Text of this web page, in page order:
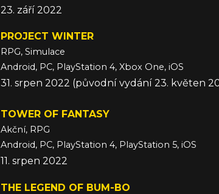
23. září 2022
PROJECT WINTER
RPG, Simulace
Android, PC, PlayStation 4, Xbox One, iOS
31. srpen 2022 (původní vydání 23. květen
TOWER OF FANTASY
Akční, RPG
Android, PC, PlayStation 4, PlayStation 5, iOS
11. srpen 2022
THE LEGEND OF BUM-BO